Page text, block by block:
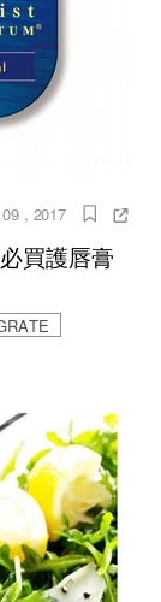
, 2017
買護唇膏